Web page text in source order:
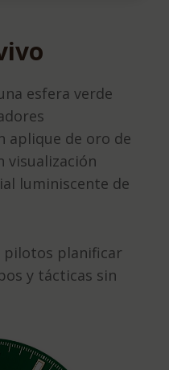
esfera verde
aplique de oro de
visualización
luminiscente de
pilotos planificar
y tácticas sin